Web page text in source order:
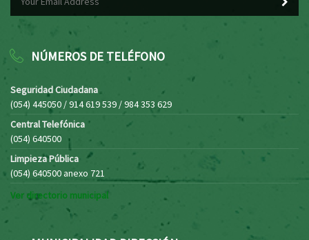
NÚMEROS DE TELÉFONO
Seguridad Ciudadana
(054) 445050 / 914 619 539 / 984 353 629
Central Telefónica
(054) 640500
Limpieza Pública
(054) 640500 anexo 721
Ver directorio municipal